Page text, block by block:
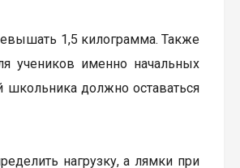
1,5 килограмма. Также
учеников именно начальных
должно оставаться
нагрузку, а лямки при